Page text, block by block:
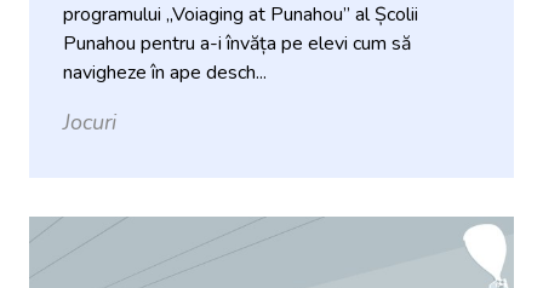
programului „Voiaging at Punahou” al Școlii
Punahou pentru a-i învăța pe elevi cum să
navigheze în ape desch...
Jocuri